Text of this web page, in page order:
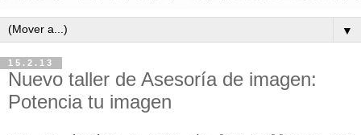
▼
15.2.13
Nuevo taller de Asesoría de imagen:
Potencia tu imagen